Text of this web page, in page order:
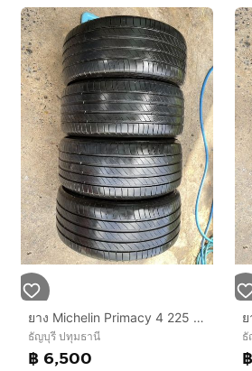
ยาง Michelin Primacy 4 225 50 17 ปี 25 ชุด 6500 บาทคะ ไร้ปะ ไร้ตำหนิ ยางสวย
ธัญบุรี ปทุมธานี
฿ 6,500
ธั